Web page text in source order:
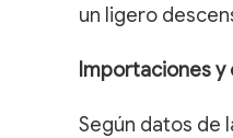
un ligero
Importaciones
Según datos de